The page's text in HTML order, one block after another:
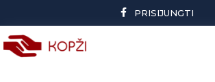
PRISIJUNGTI